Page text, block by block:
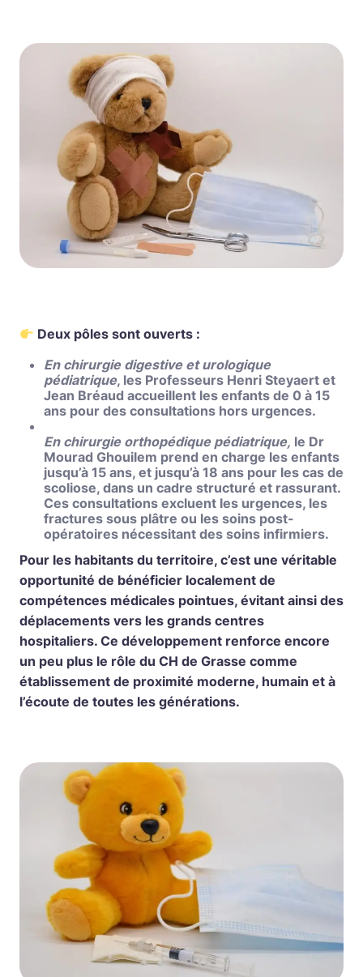
Deux pôles sont ouverts :
En chirurgie digestive et urologique
pédiatrique, les Professeurs Henri Steyaert et
Jean Bréaud accueillent les enfants de 0 à 15
ans pour des consultations hors urgences.
En chirurgie orthopédique pédiatrique, le Dr
Mourad Ghouilem prend en charge les enfants
jusqu’à 15 ans, et jusqu’à 18 ans pour les cas de
scoliose, dans un cadre structuré et rassurant.
Ces consultations excluent les urgences, les
fractures sous plâtre ou les soins post-
opératoires nécessitant des soins infirmiers.
Pour les habitants du territoire, c’est une véritable
opportunité de bénéficier localement de
compétences médicales pointues, évitant ainsi des
déplacements vers les grands centres
hospitaliers. Ce développement renforce encore
un peu plus le rôle du CH de Grasse comme
établissement de proximité moderne, humain et à
l’écoute de toutes les générations.